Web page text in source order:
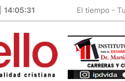
14:05:33 El tiempo -